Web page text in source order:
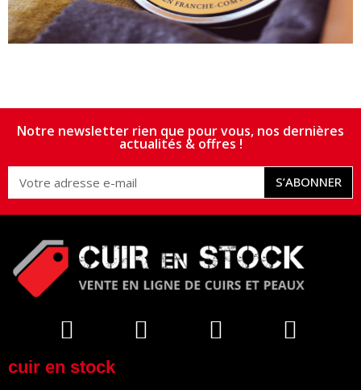
Notre newsletter rien que pour vous, nos dernières
actualités & offres !
S’ABONNER
cuir en stock